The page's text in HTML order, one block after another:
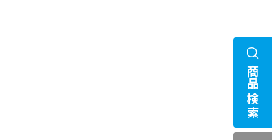
商品検索